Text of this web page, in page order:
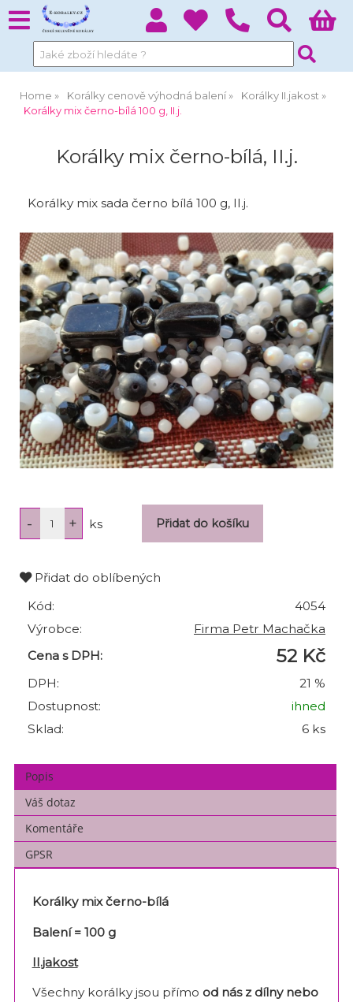
Home Korálky cenově výhodná balení
Korálky II.jakost
Korálky mix černo-bílá 100 g, II.j.
Korálky mix černo-bílá, II.j.
Korálky mix sada černo bílá 100 g, II.j.
ks
Přidat do oblíbených
Kód:
4054
Výrobce:
Firma Petr Machačka
Cena s DPH:
52 Kč
DPH:
21 %
Dostupnost:
ihned
Sklad:
6 ks
Popis
Váš dotaz
Komentáře
GPSR
Korálky mix černo-bílá
Balení = 100 g
II.jakost
Všechny korálky jsou přímo od nás z dílny nebo